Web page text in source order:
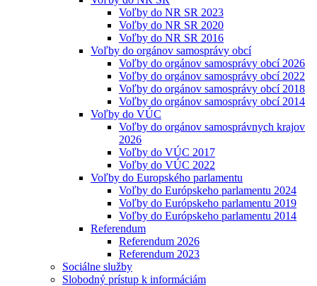
Voľby do NR SR 2023
Voľby do NR SR 2020
Voľby do NR SR 2016
Voľby do orgánov samosprávy obcí
Voľby do orgánov samosprávy obcí 2026
Voľby do orgánov samosprávy obcí 2022
Voľby do orgánov samosprávy obcí 2018
Voľby do orgánov samosprávy obcí 2014
Voľby do VÚC
Voľby do orgánov samosprávnych krajov
2026
Voľby do VÚC 2017
Voľby do VÚC 2022
Voľby do Europského parlamentu
Voľby do Európskeho parlamentu 2024
Voľby do Európskeho parlamentu 2019
Voľby do Európskeho parlamentu 2014
Referendum
Referendum 2026
Referendum 2023
Sociálne služby
Slobodný prístup k informáciám